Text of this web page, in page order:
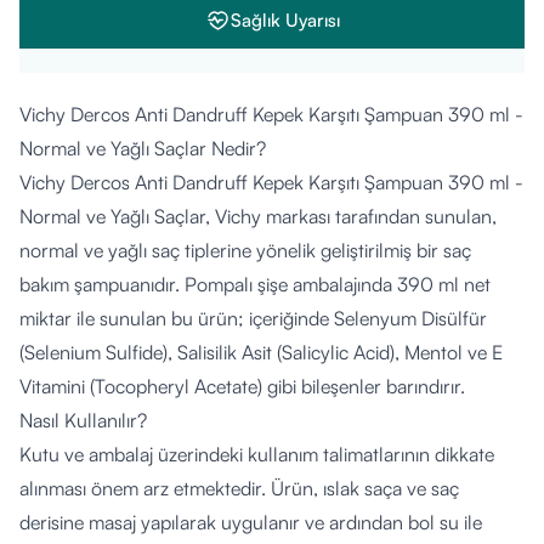
Sağlık Uyarısı
Vichy Dercos Anti Dandruff Kepek Karşıtı Şampuan 390 ml -
Normal ve Yağlı Saçlar Nedir?
Vichy Dercos Anti Dandruff Kepek Karşıtı Şampuan 390 ml -
Normal ve Yağlı Saçlar, Vichy markası tarafından sunulan,
normal ve yağlı saç tiplerine yönelik geliştirilmiş bir saç
bakım şampuanıdır. Pompalı şişe ambalajında 390 ml net
miktar ile sunulan bu ürün; içeriğinde Selenyum Disülfür
(Selenium Sulfide), Salisilik Asit (Salicylic Acid), Mentol ve E
Vitamini (Tocopheryl Acetate) gibi bileşenler barındırır.
Nasıl Kullanılır?
Kutu ve ambalaj üzerindeki kullanım talimatlarının dikkate
alınması önem arz etmektedir. Ürün, ıslak saça ve saç
derisine masaj yapılarak uygulanır ve ardından bol su ile